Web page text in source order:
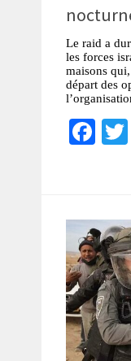
Le raid a
les forces
maisons
départ des